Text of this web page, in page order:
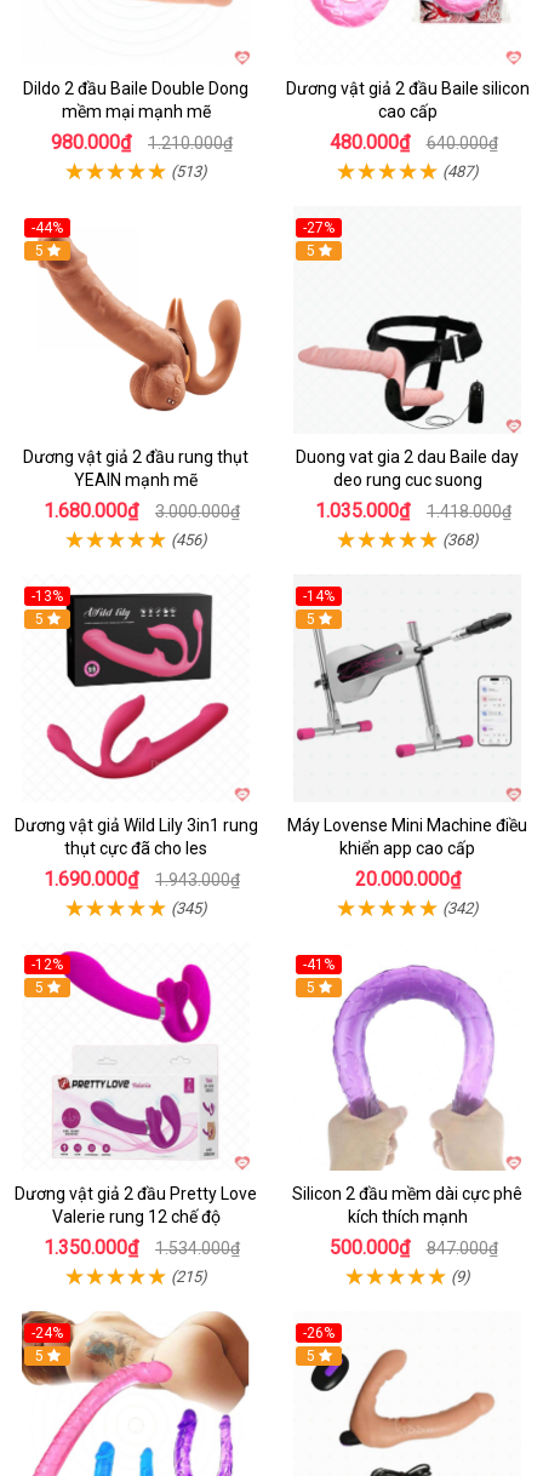
Dildo 2 đầu Baile Double Dong
mềm mại mạnh mẽ
980.000₫ 1.210.000₫
(513)
Dương vật giả 2 đầu Baile silicon
cao cấp
480.000₫ 640.000₫
(487)
-44%
Hot
5
Dương vật giả 2 đầu rung thụt
YEAIN mạnh mẽ
1.680.000₫ 3.000.000₫
(456)
-27%
Hot
5
Duong vat gia 2 dau Baile day
deo rung cuc suong
1.035.000₫ 1.418.000₫
(368)
-13%
Hot
5
Dương vật giả Wild Lily 3in1 rung
thụt cực đã cho les
1.690.000₫ 1.943.000₫
(345)
-14%
Hot
5
Máy Lovense Mini Machine điều
khiển app cao cấp
20.000.000₫
(342)
-12%
5
Dương vật giả 2 đầu Pretty Love
Valerie rung 12 chế độ
1.350.000₫ 1.534.000₫
(215)
-41%
Hot
5
Silicon 2 đầu mềm dài cực phê
kích thích mạnh
500.000₫ 847.000₫
(9)
-24%
Hot
5
-26%
Hot
5